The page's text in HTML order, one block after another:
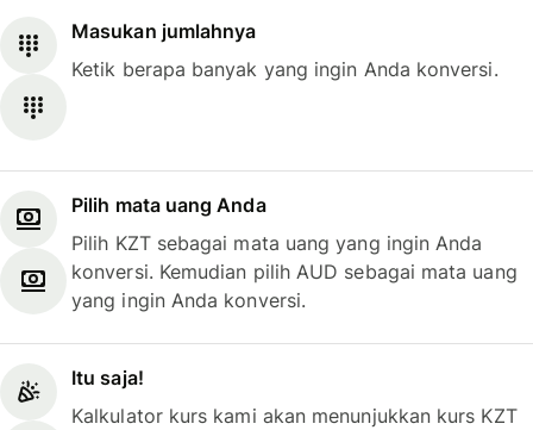
Masukan jumlahnya
Ketik berapa banyak yang ingin Anda konversi.
Pilih mata uang Anda
Pilih KZT sebagai mata uang yang ingin Anda
konversi. Kemudian pilih AUD sebagai mata uang
yang ingin Anda konversi.
Itu saja!
Kalkulator kurs kami akan menunjukkan kurs KZT